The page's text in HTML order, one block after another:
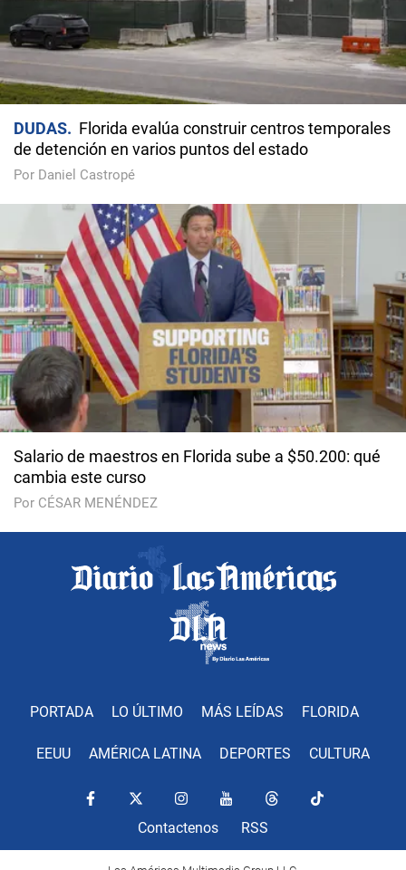
DUDAS
Florida evalúa construir centros temporales
de detención en varios puntos del estado
Por Daniel Castropé
Salario de maestros en Florida sube a $50.200: qué
cambia este curso
Por CÉSAR MENÉNDEZ
PORTADA LO ÚLTIMO MÁS LEÍDAS FLORIDA
EEUU AMÉRICA LATINA DEPORTES CULTURA
Contactenos RSS